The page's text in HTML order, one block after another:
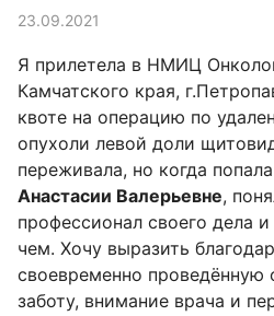
23.09.2021
Я прилетела в НМИЦ
Камчатского края,
квоте на операцию по
опухоли левой доли
переживала, но когда
Анастасии Валерьевне,
профессионал своего дела
чем. Хочу выразить
своевременно проведённую
заботу, внимание врача и